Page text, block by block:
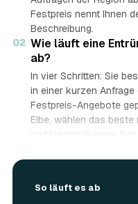
Festpreis nennt Ihnen
Beschreibung.
02 Wie läuft eine
ab?
In vier Schritten: Sie
in einer kurzen Anfrage
Festpreis-Angebote
Elbe, wählen das beste
und lassen räumen.
besenrein.
So läuft es ab